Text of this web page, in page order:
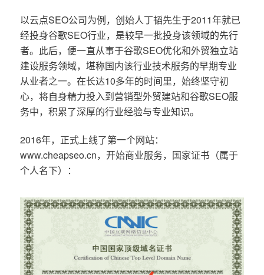
以云点SEO公司为例，创始人丁韬先生于2011年就已
经投身谷歌SEO行业，是较早一批投身该领域的先行
者。此后，便一直从事于谷歌SEO优化和外贸独立站
建设服务领域，堪称国内该行业技术服务的早期专业
从业者之一。在长达10多年的时间里，始终坚守初
心，将自身精力投入到营销型外贸建站和谷歌SEO服
务中，积累了深厚的行业经验与专业知识。
2016年，正式上线了第一个网站：
www.cheapseo.cn，开始商业服务，国家证书（属于
个人名下）：